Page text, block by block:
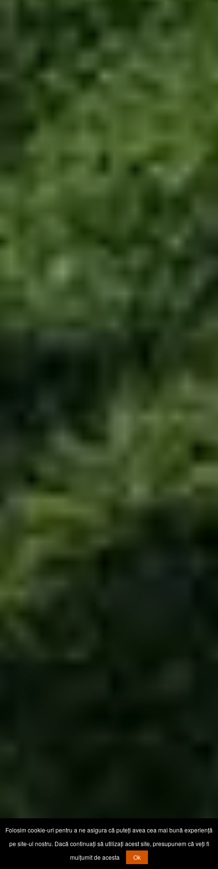
Folosim cookie-uri pentru a ne asigura că puteți avea cea mai bună experiență
pe site-ul nostru. Dacă continuați să utilizați acest site, presupunem că veți fi
mulțumit de acesta
Ok